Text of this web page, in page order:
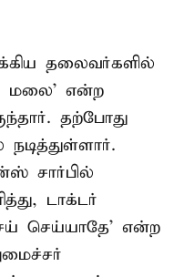
தலைவர்களில்
மலை' என்ற
தற்போது
சார்பில்
டாக்டர்
செய்யாதே' என்ற